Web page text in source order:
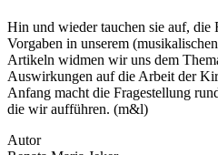
Hin und wieder tauchen sie auf, die
Vorgaben in unserem
Artikeln widmen wir uns dem
Auswirkungen auf die Arbeit der
Anfang macht die Fragestellung
die wir aufführen. (m&l)
Autor